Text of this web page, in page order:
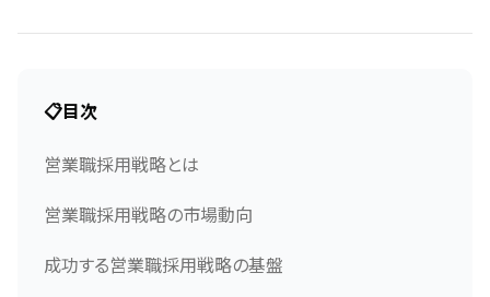
📋目次
営業職採用戦略とは
営業職採用戦略の市場動向
成功する営業職採用戦略の基盤